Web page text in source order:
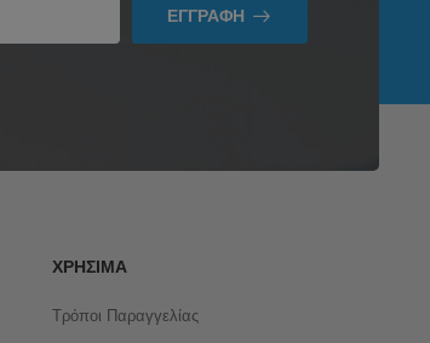
ΕΓΓΡΑΦΉ
ΧΡΉΣΙΜΑ
Τρόποι Παραγγελίας